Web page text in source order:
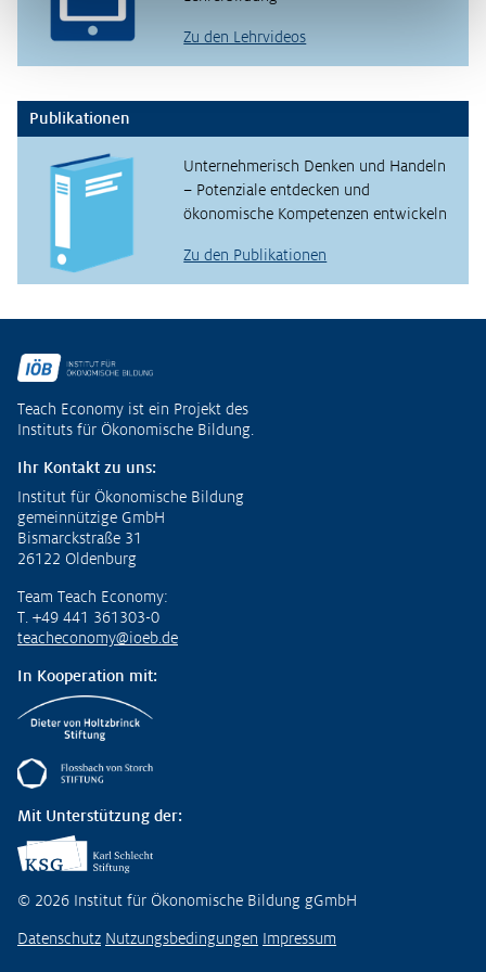
Zu den Lehrvideos
Publikationen
Unternehmerisch Denken und Handeln
– Potenziale entdecken und
ökonomische Kompetenzen entwickeln
Zu den Publikationen
Teach Economy ist ein Projekt des
Instituts für Ökonomische Bildung.
Ihr Kontakt zu uns:
Institut für Ökonomische Bildung
gemeinnützige GmbH
Bismarckstraße 31
26122 Oldenburg
Team Teach Economy:
T. +49 441 361303-0
teacheconomy@ioeb.de
In Kooperation mit:
Mit Unterstützung der:
© 2026 Institut für Ökonomische Bildung gGmbH
Datenschutz Nutzungsbedingungen Impressum